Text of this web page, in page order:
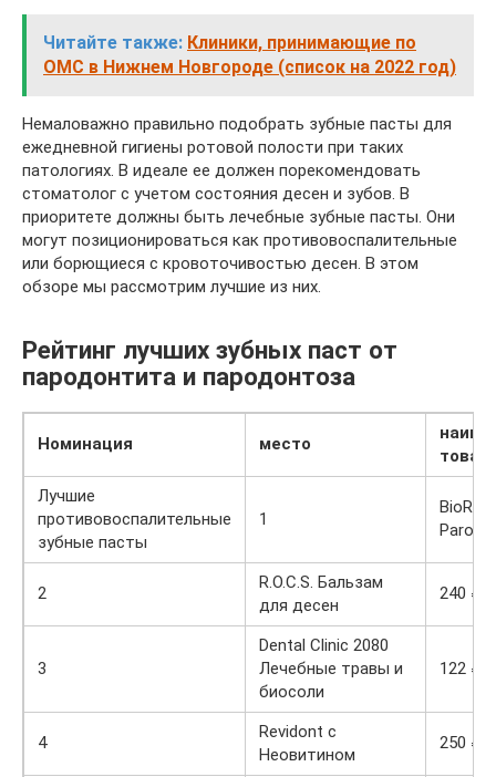
Читайте также: Клиники, принимающие по
ОМС в Нижнем Новгороде (список на 2022 год)
Немаловажно правильно подобрать зубные пасты для
ежедневной гигиены ротовой полости при таких
патологиях. В идеале ее должен порекомендовать
стоматолог с учетом состояния десен и зубов. В
приоритете должны быть лечебные зубные пасты. Они
могут позиционироваться как противовоспалительные
или борющиеся с кровоточивостью десен. В этом
обзоре мы рассмотрим лучшие из них.
Рейтинг лучших зубных паст от
пародонтита и пародонтоза
Номинация место
Лучшие
противовоспалительные
зубные пасты
1
2
R.O.C.S. Бальзам
для десен
240 ₽
3
Dental Clinic 2080
Лечебные травы и
биосоли
122 ₽
4
Revidont с
Неовитином
250 ₽